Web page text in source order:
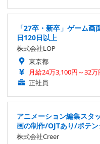
「27卒・新卒」ゲーム
日120日以上
株式会社LOP
東京都
月給24万3,100円～32万
正社員
アニメーション編集スタ
画の制作/OJTあり/ポテ
株式会社Creer